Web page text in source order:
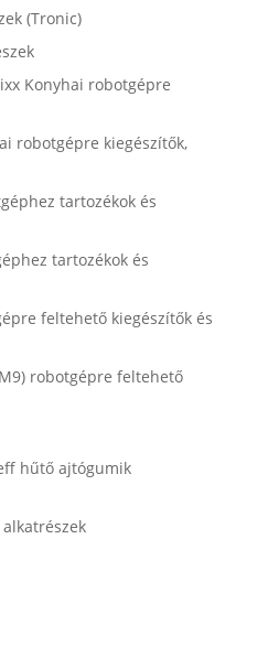
(Tronic)
Konyhai robotgépre
robotgépre kiegészítők,
tartozékok és
tartozékok és
feltehető kiegészítők és
robotgépre feltehető
hűtő ajtógumik